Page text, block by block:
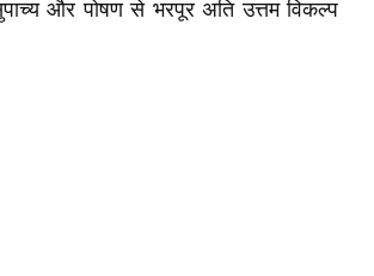
और पोषण से भरपूर अति उत्तम विकल्प